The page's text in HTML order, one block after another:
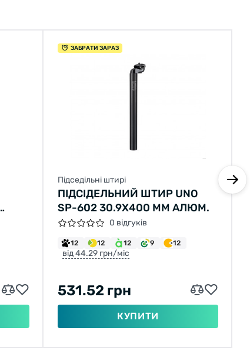
ЗАБРАТИ ЗАРАЗ
Підседільні штирі
ПІДСІДЕЛЬНИЙ ШТИР UNO
SP-602 30.9X400 ММ АЛЮМ.
0 відгуків
12 12 12 9 12
від 44.29 грн/міс
531.52 грн
КУПИТИ